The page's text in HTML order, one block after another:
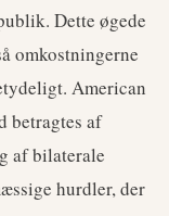
Dette øgede
omkostningerne
American
betragtes af
af bilaterale
hurdler, der